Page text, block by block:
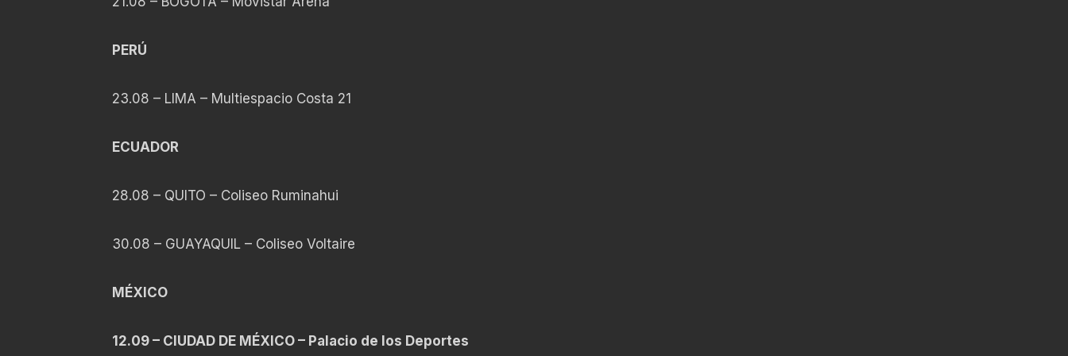
PERÚ
23.08 – LIMA – Multiespacio Costa 21
ECUADOR
28.08 – QUITO – Coliseo Ruminahui
30.08 – GUAYAQUIL – Coliseo Voltaire
MÉXICO
12.09 – CIUDAD DE MÉXICO – Palacio de los Deportes